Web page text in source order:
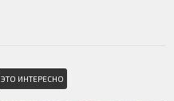
ЭТО ИНТЕРЕСНО